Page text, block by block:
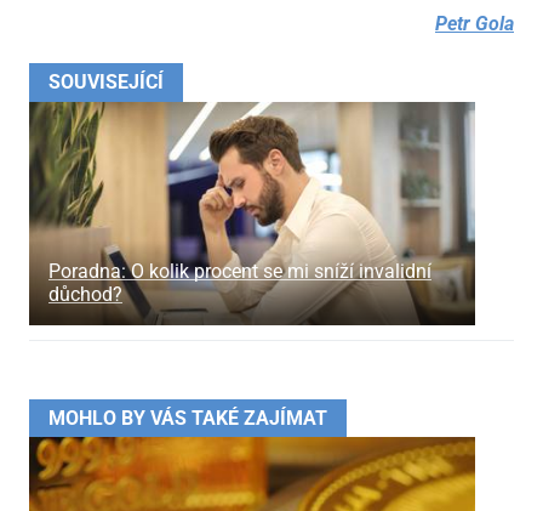
SOUVISEJÍCÍ
Poradna: O kolik procent se mi sníží invalidní
důchod?
Petr Gola
MOHLO BY VÁS TAKÉ ZAJÍMAT